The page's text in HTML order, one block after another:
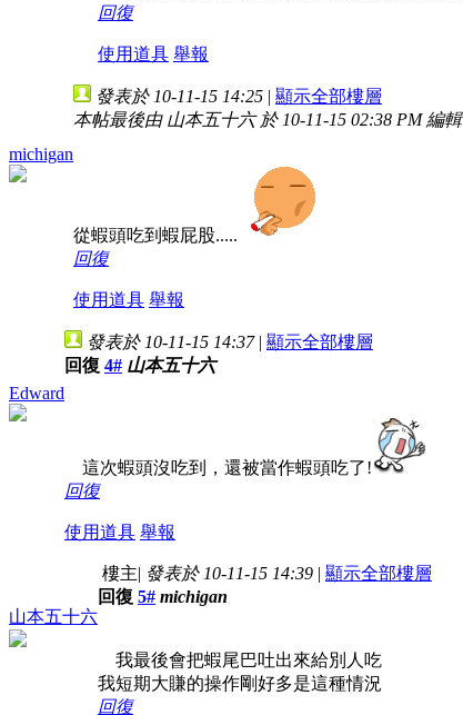
回復
使用道具 舉報
michigan
發表於 10-11-15 14:25 | 顯示全部樓層
本帖最後由 山本五十六 於 10-11-15 02:38 PM 編輯
從蝦頭吃到蝦屁股.....
回復
使用道具 舉報
Edward
發表於 10-11-15 14:37 | 顯示全部樓層
回復 4# 山本五十六
這次蝦頭沒吃到，還被當作蝦頭吃了!
回復
使用道具 舉報
山本五十六
樓主| 發表於 10-11-15 14:39 | 顯示全部樓層
回復 5# michigan
我最後會把蝦尾巴吐出來給別人吃
我短期大賺的操作剛好多是這種情況
回復